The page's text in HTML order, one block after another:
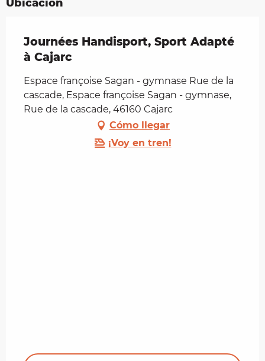
Ubicación
Journées Handisport, Sport Adapté
à Cajarc
Espace françoise Sagan - gymnase Rue de la
cascade, Espace françoise Sagan - gymnase,
Rue de la cascade, 46160 Cajarc
Cómo llegar
¡Voy en tren!